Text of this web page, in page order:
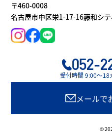
〒460-0008
名古屋市中区栄1-17-16藤和シ
052-
受付時間 9:00〜
メールで
©